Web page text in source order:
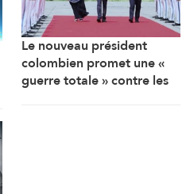
Le nouveau président
colombien promet une «
guerre totale » contre les